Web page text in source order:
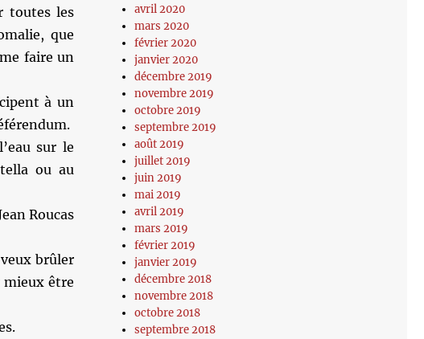
toutes les
que
faire un
à un
sur le
ou au
Roucas
brûler
mieux être
avril 2020
mars 2020
février 2020
janvier 2020
décembre 2019
novembre 2019
octobre 2019
septembre 2019
août 2019
juillet 2019
juin 2019
mai 2019
avril 2019
mars 2019
février 2019
janvier 2019
décembre 2018
novembre 2018
octobre 2018
septembre 2018